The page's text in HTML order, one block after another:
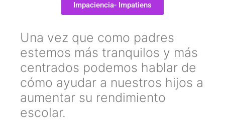
Impaciencia- Impatiens
Una vez que como padres
estemos más tranquilos y más
centrados podemos hablar de
cómo ayudar a nuestros hijos a
aumentar su rendimiento
escolar.